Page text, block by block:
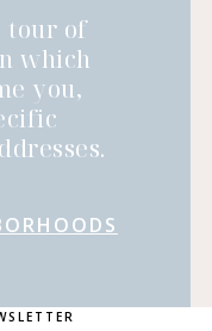
tour of
which
you,